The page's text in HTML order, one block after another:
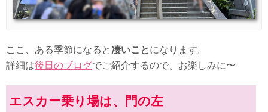
ここ、ある季節になると凄いことになります。
詳細は後日のブログでご紹介するので、お楽しみに〜
エスカー乗り場は、門の左